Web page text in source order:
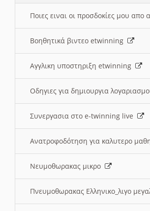
Ποιες ειναι οι προσδοκίες μου
Βοηθητικά βιντεο etwinning
Αγγλικη υποστηριξη etwinning
Οδηγιες για δημιουργια
Συνεργασια στο e-twinning live
Ανατροφοδότηση για καλυτερο
Νευμοθωρακας μικρο
Πνευμοθωρακας Ελληνικο_λιγο